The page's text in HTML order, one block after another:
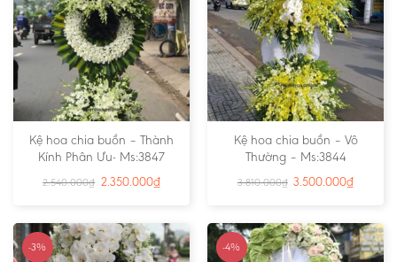
Kệ hoa chia buồn – Thành
Kính Phân Ưu- Ms:3847
2.540.000₫ 2.350.000₫
Kệ hoa chia buồn – Vô
Thường – Ms:3844
3.810.000₫ 3.500.000₫
-3% -4%